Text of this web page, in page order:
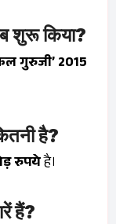
शुरू किया?
गुरुजी’2015
है?
रुपयेहै।
हैं?